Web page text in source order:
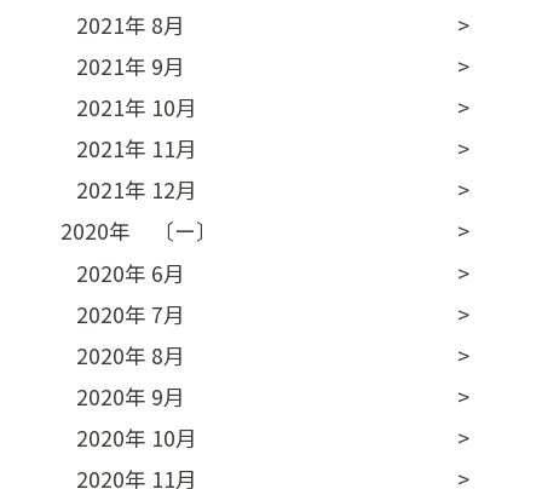
2021年 8月
2021年 9月
2021年 10月
2021年 11月
2021年 12月
2020年 〔ー〕
2020年 6月
2020年 7月
2020年 8月
2020年 9月
2020年 10月
2020年 11月